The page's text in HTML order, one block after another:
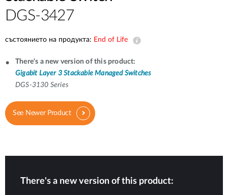
DGS-3427
състоянието на продукта: End of Life
There's a new version of this product:
Gigabit Layer 3 Stackable Managed Switches
DGS-3130 Series
See Newer Product
There's a new version of this product: